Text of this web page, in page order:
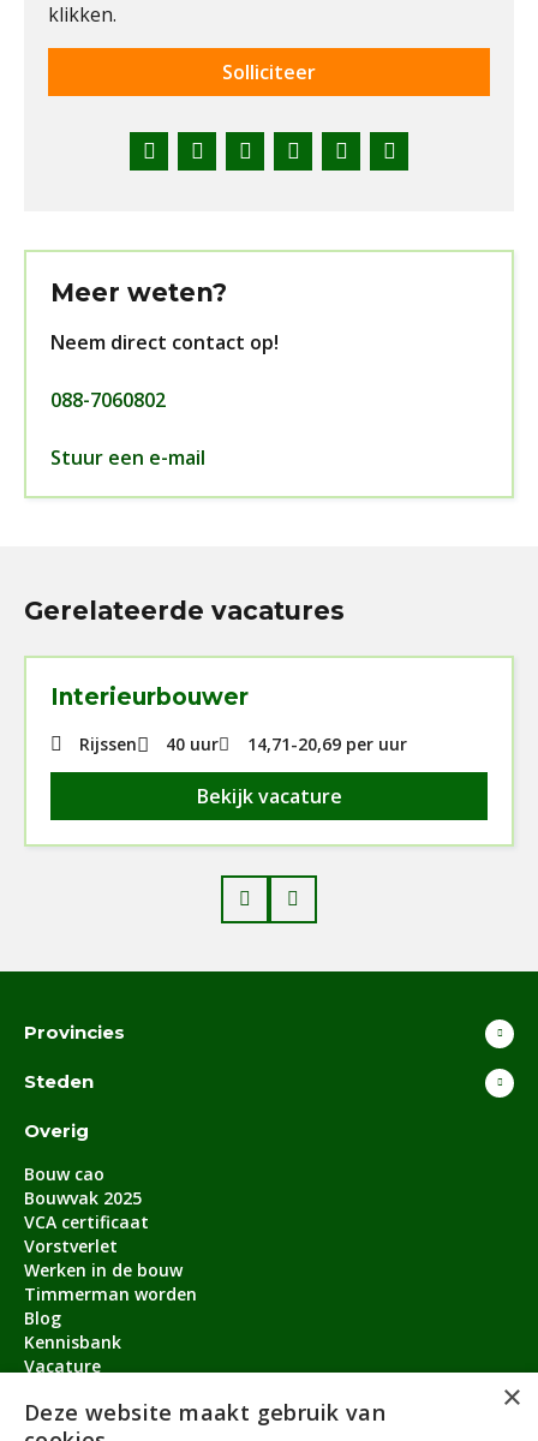
klikken.
FacebookTwitterLinkedInPinterestWhatsApp
Solliciteer
Meer weten?
Neem direct contact op!
088-7060802
Stuur een e-mail
Gerelateerde vacatures
Interieurbouwer
Rijssen 40 uur 14,71-20,69 per uur
Bekijk vacature
Prev
Provincies
Steden
Overig
Bouw cao
Bouwvak 2025
VCA certificaat
Vorstverlet
Werken in de bouw
Timmerman worden
Blog
Kennisbank
Vacature
×
Deze website maakt gebruik van